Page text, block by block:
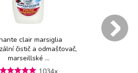
clair marsiglia
čistič a odmašťovač,
marseillské ...